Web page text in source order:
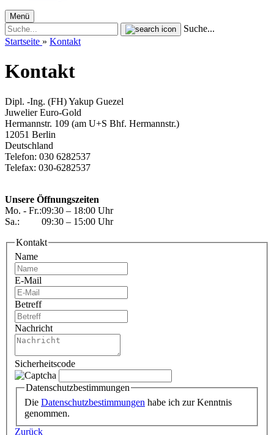
Menü
Suche...
Startseite » Kontakt
Kontakt
Dipl. -Ing. (FH) Yakup Guezel
Juwelier Euro-Gold
Hermannstr. 109 (am U+S Bhf. Hermannstr.)
12051 Berlin
Deutschland
Telefon: 030 6282537
Telefax: 030-6282537
Unsere Öffnungszeiten
Mo. - Fr.:09:30 – 18:00 Uhr
Sa.:
09:30 – 15:00 Uhr
Kontakt
Name
E-Mail
Betreff
Nachricht
Sicherheitscode
Datenschutzbestimmungen
Die Datenschutzbestimmungen habe ich zur Kenntnis
genommen.
Zurück